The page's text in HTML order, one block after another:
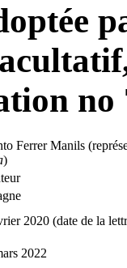
Ferrer Manils
)
2020 (date de la
2022